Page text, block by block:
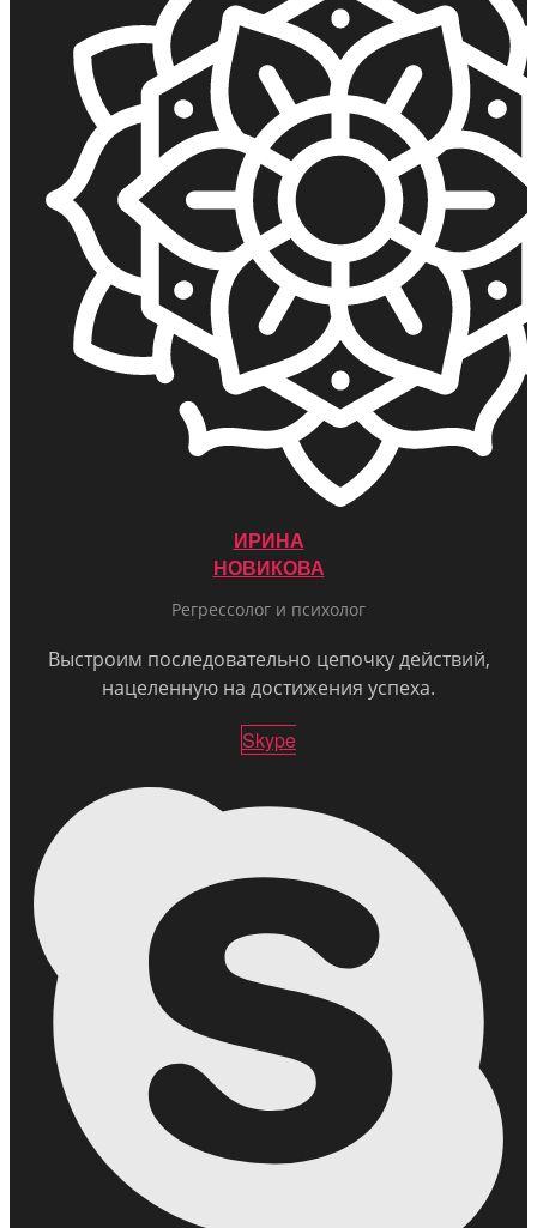
ИРИНА
НОВИКОВА
Регрессолог и психолог
Выстроим последовательно цепочку действий,
нацеленную на достижения успеха.
Skype